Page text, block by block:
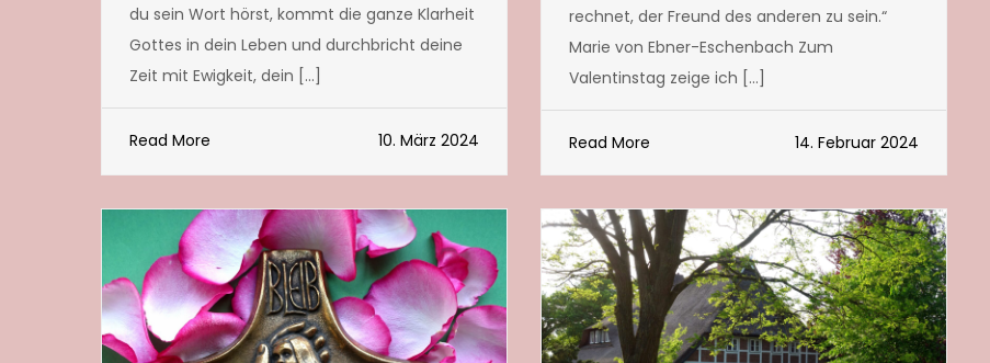
du sein Wort hörst, kommt die ganze Klarheit
Gottes in dein Leben und durchbricht deine
Zeit mit Ewigkeit, dein […]
Read More 10. März 2024
rechnet, der Freund des anderen zu sein.“
Marie von Ebner-Eschenbach Zum
Valentinstag zeige ich […]
Read More 14. Februar 2024